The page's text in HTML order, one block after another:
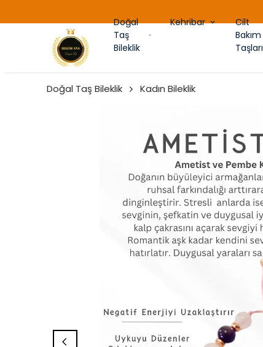
Doğal
Taş
Bileklik
Kehribar
Cilt
Bakım
Taşları
Doğal Taş Bileklik Kadın Bileklik